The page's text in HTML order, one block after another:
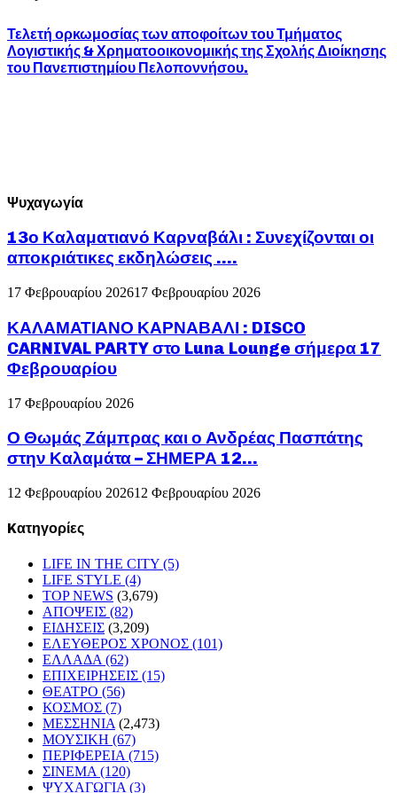
Τελετή ορκωμοσίας των αποφοίτων του Τμήματος
Λογιστικής & Χρηματοοικονομικής της Σχολής Διοίκησης
του Πανεπιστημίου Πελοποννήσου.
Ψυχαγωγία
13ο Καλαματιανό Καρναβάλι : Συνεχίζονται οι
αποκριάτικες εκδηλώσεις ….
17 Φεβρουαρίου 202617 Φεβρουαρίου 2026
ΚΑΛΑΜΑΤΙΑΝΟ ΚΑΡΝΑΒΑΛΙ : DISCO
CARNIVAL PARTY στο Luna Lounge σήμερα 17
Φεβρουαρίου
17 Φεβρουαρίου 2026
Ο Θωμάς Ζάμπρας και ο Ανδρέας Πασπάτης
στην Καλαμάτα – ΣΗΜΕΡΑ 12...
12 Φεβρουαρίου 202612 Φεβρουαρίου 2026
Kατηγορίες
LIFE IN THE CITY (5)
LIFE STYLE (4)
TOP NEWS (3,679)
ΑΠΟΨΕΙΣ (82)
ΕΙΔΗΣΕΙΣ (3,209)
ΕΛΕΥΘΕΡΟΣ ΧΡΟΝΟΣ (101)
ΕΛΛΑΔΑ (62)
ΕΠΙΧΕΙΡΗΣΕΙΣ (15)
ΘΕΑΤΡΟ (56)
ΚΟΣΜΟΣ (7)
ΜΕΣΣΗΝΙΑ (2,473)
ΜΟΥΣΙΚΗ (67)
ΠΕΡΙΦΕΡΕΙΑ (715)
ΣΙΝΕΜΑ (120)
ΨΥΧΑΓΩΓΙΑ (3)